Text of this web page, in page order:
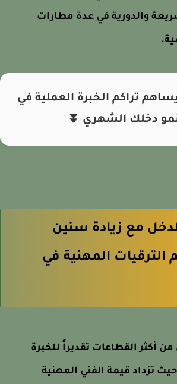
والدورية في عدة مطارات
تراكم الخبرة العملية في
دخلك الشهري ⏬
مع زيادة سنين
الترقيات المهنية في
القطاعات تقديراً للخبرة
تزداد قيمة الفني المهنية